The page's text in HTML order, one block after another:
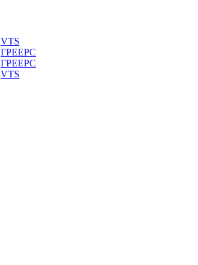
VTS
ГРЕЕРС
ГРЕЕРС
VTS